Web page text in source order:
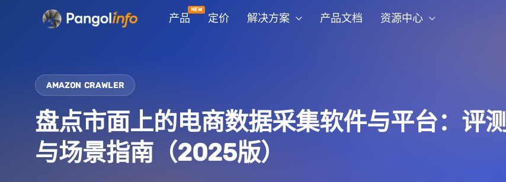
产品 定价 解决方案 产品文档 资源中心
AMAZON CRAWLER
盘点市面上的电商数据采集软件与平台：评测
与场景指南（2025版）